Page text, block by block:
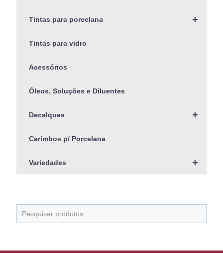
+
Tintas para porcelana
Tintas para vidro
Acessórios
Óleos, Soluções e Diluentes
+
Decalques
Carimbos p/ Porcelana
+
Variedades